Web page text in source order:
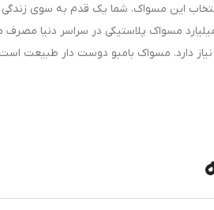
این مسواک، شما یک قدم به سوی
دور می اندازد و سالانه 3.6 میلیارد مسواک
دارد. مسواک بامبو دوست دار طبیعت